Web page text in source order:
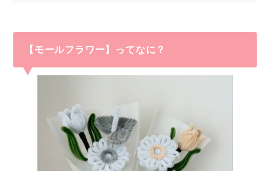
【モールフラワー】ってなに？